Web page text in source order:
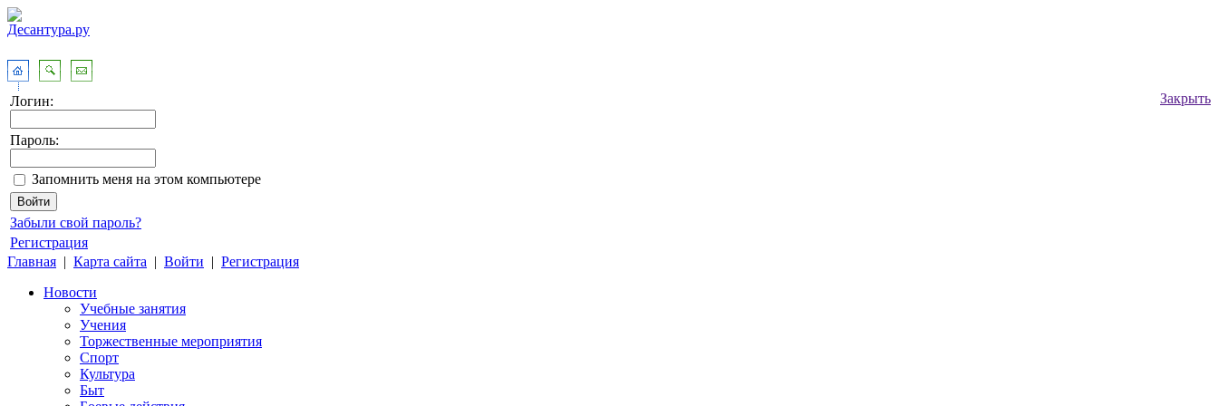
Закрыть
Логин:
Пароль:
Запомнить меня на этом компьютере
Забыли свой пароль?
Регистрация
Главная | Карта сайта | Войти | Регистрация
Новости
Учебные занятия
Учения
Торжественные мероприятия
Спорт
Культура
Быт